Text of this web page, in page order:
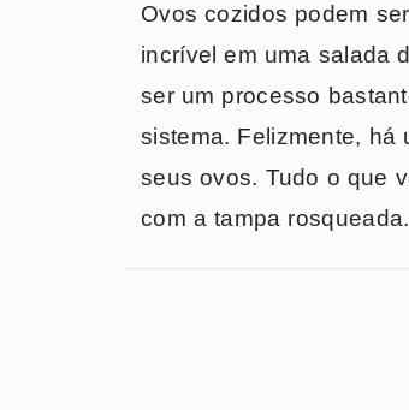
Ovos cozidos podem
incrível em uma salada
ser um processo
sistema. Felizmente, há
seus ovos. Tudo o que
com a tampa rosqueada.